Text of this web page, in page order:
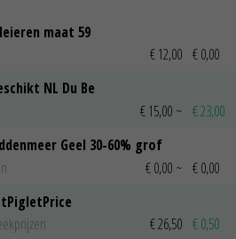
maat 59
€ 12,00 € 0,00
NL Du Be
€ 15,00 ~ € 23,00
Geel 30-60% grof
€ 0,00 ~ € 0,00
€ 26,50 € 0,50